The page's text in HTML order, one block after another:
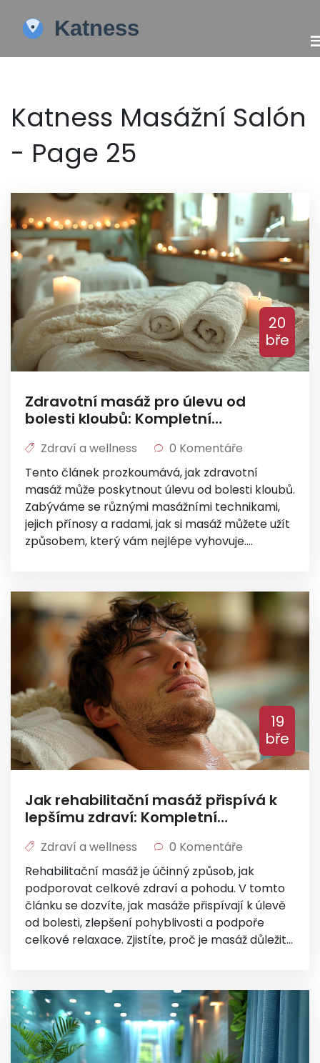
Katness Masážní Salón
- Page 25
20
bře
Zdravotní masáž pro úlevu od
bolesti kloubů: Kompletní
Zdraví a wellness
0 Komentáře
Tento článek prozkoumává, jak zdravotní
masáž může poskytnout úlevu od bolesti kloubů.
Zabýváme se různými masážními technikami,
jejich přínosy a radami, jak si masáž můžete užít
způsobem, který vám nejlépe vyhovuje.
nejefektivnější v boji proti nepříjemným
bolestem kloubů.
19
bře
Jak rehabilitační masáž přispívá k
lepšímu zdraví: Kompletní
Zdraví a wellness
0 Komentáře
Rehabilitační masáž je účinný způsob, jak
podporovat celkové zdraví a pohodu. V tomto
článku se dozvíte, jak masáže přispívají k úlevě
od bolesti, zlepšení pohyblivosti a podpoře
celkové relaxace. Zjistíte, proč je masáž důležitá
to, jak si vybrat správnou masáž pro vaše
potřeby.